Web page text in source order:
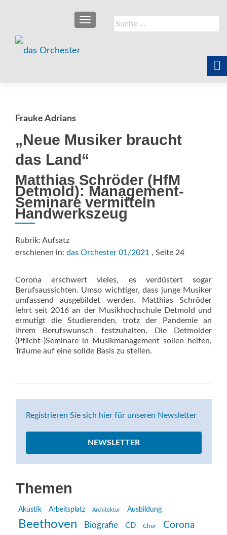
Suche
nach:
SCHALTE NAVIGATION
Frauke Adrians
„Neue Musiker braucht
das Land“
Matthias Schröder (HfM
Detmold): Management-
Seminare vermitteln
Handwerkszeug
Rubrik: Aufsatz
erschienen in: das Orchester 01/2021 , Seite 24
Corona erschwert vieles, es verdüstert sogar
Berufsaussichten. Umso wichtiger, dass junge Musiker
umfassend ausgebildet werden. Matthias Schröder
lehrt seit 2016 an der Musikhochschule Detmold und
ermutigt die Studierenden, trotz der Pandemie an
ihrem Berufswunsch festzuhalten. Die Detmolder
(Pflicht-)Seminare in Musikmanagement sollen helfen,
Träume auf eine solide Basis zu stellen.
Registrieren Sie sich hier für unseren Newsletter
NEWSLETTER
Themen
Akustik Arbeitsplatz Architektur Ausbildung
Beethoven Biografie CD Chor Corona